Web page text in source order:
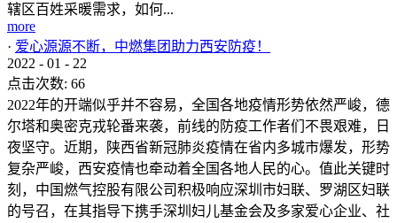
辖区百姓采暖需求，如何...
more
· 爱心源源不断，中燃集团助力西安防疫！
2022 - 01 - 22
点击次数: 66
2022年的开端似乎并不容易，全国各地疫情形势依然严峻，德
尔塔和奥密克戎轮番来袭，前线的防疫工作者们不畏艰难，日
夜坚守。近期，陕西省新冠肺炎疫情在省内多城市爆发，形势
复杂严峻，西安疫情也牵动着全国各地人民的心。值此关键时
刻，中国燃气控股有限公司积极响应深圳市妇联、罗湖区妇联
的号召，在其指导下携手深圳妇儿基金会及多家爱心企业、社